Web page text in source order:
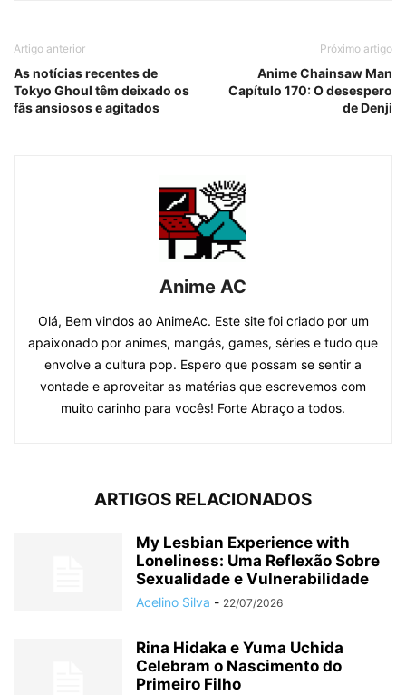
Artigo anterior
As notícias recentes de
Tokyo Ghoul têm deixado os
fãs ansiosos e agitados
Próximo artigo
Anime Chainsaw Man
Capítulo 170: O desespero
de Denji
Anime AC
Olá, Bem vindos ao AnimeAc. Este site foi criado por um
apaixonado por animes, mangás, games, séries e tudo que
envolve a cultura pop. Espero que possam se sentir a
vontade e aproveitar as matérias que escrevemos com
muito carinho para vocês! Forte Abraço a todos.
ARTIGOS RELACIONADOS
My Lesbian Experience with
Loneliness: Uma Reflexão Sobre
Sexualidade e Vulnerabilidade
Acelino Silva - 22/07/2026
Rina Hidaka e Yuma Uchida
Celebram o Nascimento do
Primeiro Filho